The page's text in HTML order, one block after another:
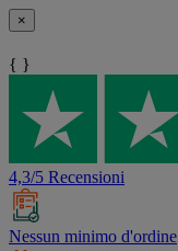
×
{ }
4,3/5 Recensioni
Nessun minimo d'ordine